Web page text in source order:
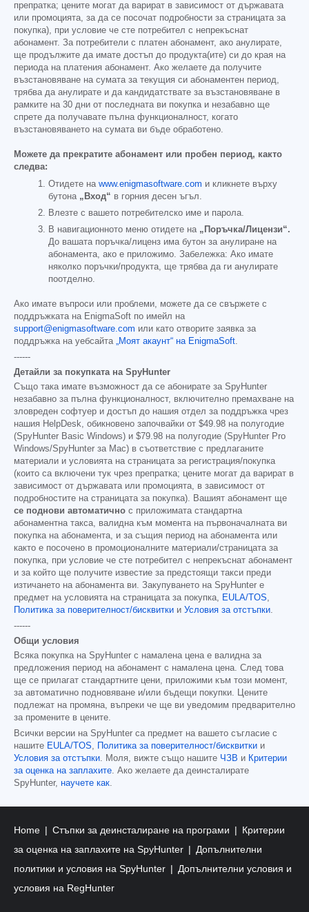
препратка; цените могат да варират в зависимост от държавата
или промоцията, за да се посочат подробности за страницата за
покупка), при условие че сте потребител с непрекъснат
абонамент. За потребители с платен абонамент, ако анулирате,
ще продължите да имате достъп до продукта(ите) си до края на
периода на платения абонамент. Ако желаете да получите
възстановяване на сумата за текущия си абонаментен период,
трябва да анулирате и да кандидатствате за възстановяване в
рамките на 30 дни от последната ви покупка и незабавно ще
спрете да получавате пълна функционалност, когато
възстановяването на сумата ви бъде обработено.
Можете да прекратите абонамент или пробен период, както
следва:
Отидете на www.enigmasoftware.com и кликнете върху
бутона „Вход“ в горния десен ъгъл.
Влезте с вашето потребителско име и парола.
В навигационното меню отидете на „Поръчка/Лицензи“.
До вашата поръчка/лиценз има бутон за анулиране на
абонамента, ако е приложимо. Забележка: Ако имате
няколко поръчки/продукта, ще трябва да ги анулирате
поотделно.
Ако имате въпроси или проблеми, можете да се свържете с
поддръжката на EnigmaSoft по имейл на
support@enigmasoftware.com или като отворите заявка за
поддръжка на уебсайта „Моят акаунт“ на EnigmaSoft.
------
Детайли за покупката на SpyHunter
Също така имате възможност да се абонирате за SpyHunter
незабавно за пълна функционалност, включително премахване на
зловреден софтуер и достъп до нашия отдел за поддръжка чрез
нашия HelpDesk, обикновено започвайки от $49.98 на полугодие
(SpyHunter Basic Windows) и $79.98 на полугодие (SpyHunter Pro
Windows/SpyHunter за Mac) в съответствие с предлаганите
материали и условията на страницата за регистрация/покупка
(които са включени тук чрез препратка; цените могат да варират в
зависимост от държавата или промоцията, в зависимост от
подробностите на страницата за покупка). Вашият абонамент ще
се поднови автоматично с приложимата стандартна
абонаментна такса, валидна към момента на първоначалната ви
покупка на абонамента, и за същия период на абонамента или
както е посочено в промоционалните материали/страницата за
покупка, при условие че сте потребител с непрекъснат абонамент
и за който ще получите известие за предстоящи такси преди
изтичането на абонамента ви. Закупуването на SpyHunter е
предмет на условията на страницата за покупка, EULA/TOS,
Политика за поверителност/бисквитки и Условия за отстъпки.
------
Общи условия
Всяка покупка на SpyHunter с намалена цена е валидна за
предложения период на абонамент с намалена цена. След това
ще се прилагат стандартните цени, приложими към този момент,
за автоматично подновяване и/или бъдещи покупки. Цените
подлежат на промяна, въпреки че ще ви уведомим предварително
за промените в цените.
Всички версии на SpyHunter са предмет на вашето съгласие с
нашите EULA/TOS, Политика за поверителност/бисквитки и
Условия за отстъпки. Моля, вижте също нашите ЧЗВ и Критерии
за оценка на заплахите. Ако желаете да деинсталирате
SpyHunter, научете как.
Home Стъпки за деинсталиране на програми
Критерии
за оценка на заплахите на SpyHunter
Допълнителни
политики и условия на SpyHunter
Допълнителни условия и
условия на RegHunter